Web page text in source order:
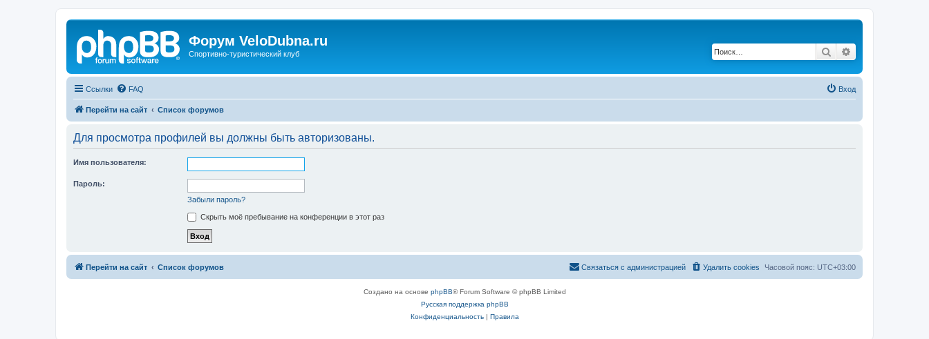
Форум VeloDubna.ru
Спортивно-туристический клуб Поиск
Ссылки FAQ Вход
Перейти на сайт Список форумов
Для просмотра профилей вы должны быть авторизованы.
Имя пользователя:
Пароль:
Забыли пароль?
Скрыть моё пребывание на конференции в этот раз
Перейти на сайт Список форумов Часовой пояс: UTC+03:00
Удалить cookies
Связаться с администрацией
Создано на основе phpBB® Forum Software © phpBB Limited
Русская поддержка phpBB
Конфиденциальность| Правила